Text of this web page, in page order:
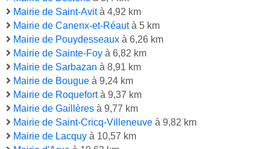
Mairie de Saint-Avità 4,92 km
Mairie de Canenx-et-Réautà 5 km
Mairie de Pouydesseaux à 6,26 km
Mairie de Sainte-Foy à 6,82 km
Mairie de Sarbazan à 8,91 km
Mairie de Bougue à 9,24 km
Mairie de Roquefortà 9,37 km
Mairie de Gaillères à 9,77 km
Mairie de Saint-Cricq-Villeneuve à 9,82 km
Mairie de Lacquy à 10,57 km